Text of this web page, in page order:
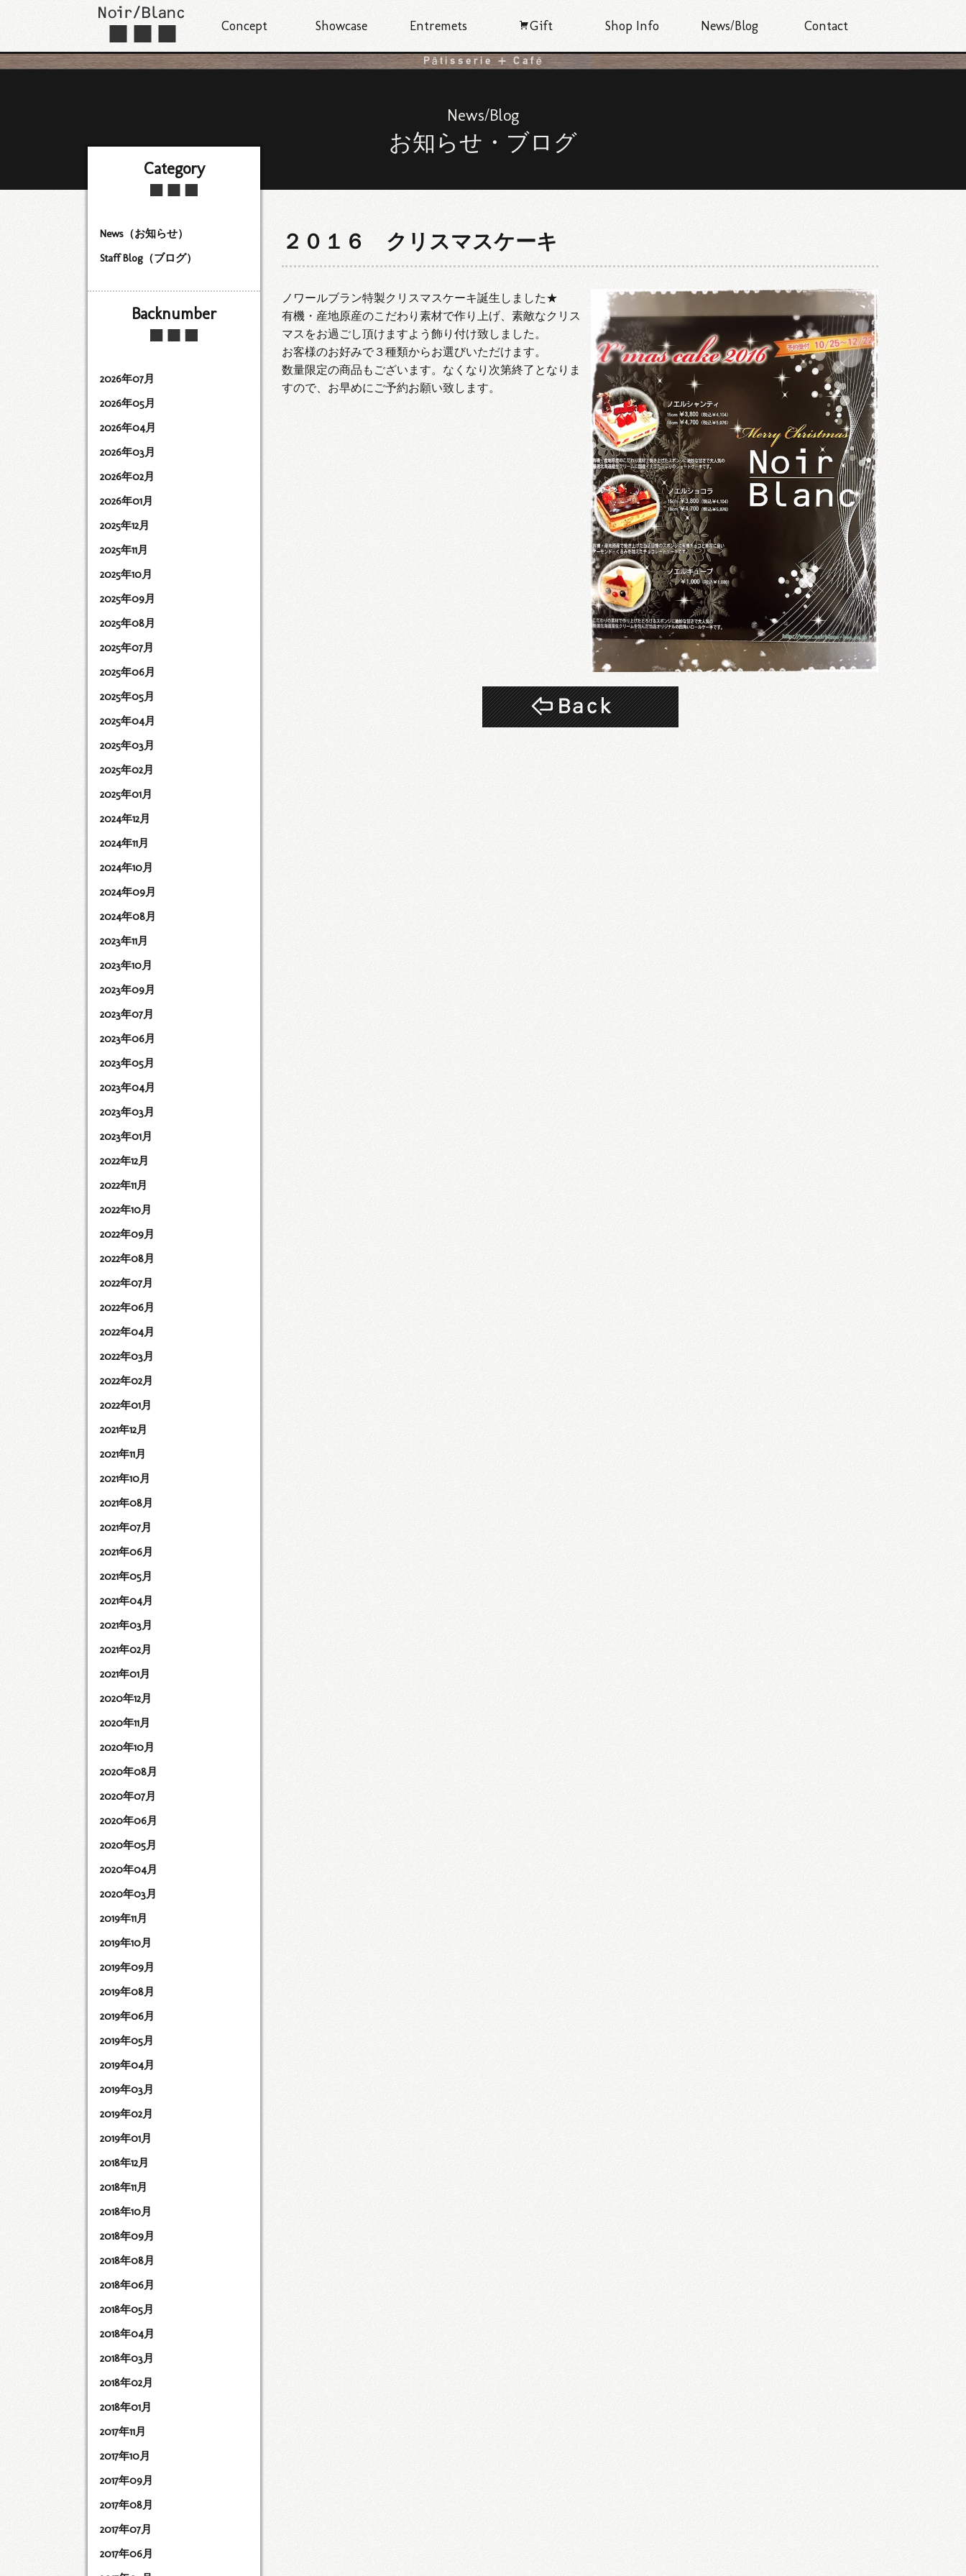
Concept Showcase Entremets Gift Shop Info News/Blog Contact
News/Blog
お知らせ・ブログ
２０１６ クリスマスケーキ
ノワールブラン特製クリスマスケーキ誕生しました★
有機・産地原産のこだわり素材で作り上げ、素敵なクリス
マスをお過ごし頂けますよう飾り付け致しました。
お客様のお好みで３種類からお選びいただけます。
数量限定の商品もございます。なくなり次第終了となりま
すので、お早めにご予約お願い致します。
Category
News（お知らせ）
Staff Blog（ブログ）
Backnumber
2026年07月
2026年05月
2026年04月
2026年03月
2026年02月
2026年01月
2025年12月
2025年11月
2025年10月
2025年09月
2025年08月
2025年07月
2025年06月
2025年05月
2025年04月
2025年03月
2025年02月
2025年01月
2024年12月
2024年11月
2024年10月
2024年09月
2024年08月
2023年11月
2023年10月
2023年09月
2023年07月
2023年06月
2023年05月
2023年04月
2023年03月
2023年01月
2022年12月
2022年11月
2022年10月
2022年09月
2022年08月
2022年07月
2022年06月
2022年04月
2022年03月
2022年02月
2022年01月
2021年12月
2021年11月
2021年10月
2021年08月
2021年07月
2021年06月
2021年05月
2021年04月
2021年03月
2021年02月
2021年01月
2020年12月
2020年11月
2020年10月
2020年08月
2020年07月
2020年06月
2020年05月
2020年04月
2020年03月
2019年11月
2019年10月
2019年09月
2019年08月
2019年06月
2019年05月
2019年04月
2019年03月
2019年02月
2019年01月
2018年12月
2018年11月
2018年10月
2018年09月
2018年08月
2018年06月
2018年05月
2018年04月
2018年03月
2018年02月
2018年01月
2017年11月
2017年10月
2017年09月
2017年08月
2017年07月
2017年06月